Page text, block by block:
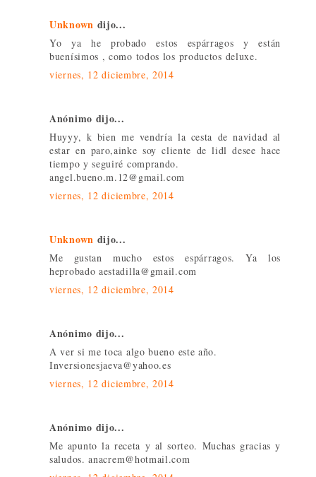
Unknown dijo...
Yo ya he probado estos espárragos y están
buenísimos , como todos los productos deluxe.
viernes, 12 diciembre, 2014
Anónimo dijo...
Huyyy, k bien me vendría la cesta de navidad al
estar en paro,ainke soy cliente de lidl desee hace
tiempo y seguiré comprando.
angel.bueno.m.12@gmail.com
viernes, 12 diciembre, 2014
Unknown dijo...
Me gustan mucho estos espárragos. Ya los
heprobado aestadilla@gmail.com
viernes, 12 diciembre, 2014
Anónimo dijo...
A ver si me toca algo bueno este año.
Inversionesjaeva@yahoo.es
viernes, 12 diciembre, 2014
Anónimo dijo...
Me apunto la receta y al sorteo. Muchas gracias y
saludos. anacrem@hotmail.com